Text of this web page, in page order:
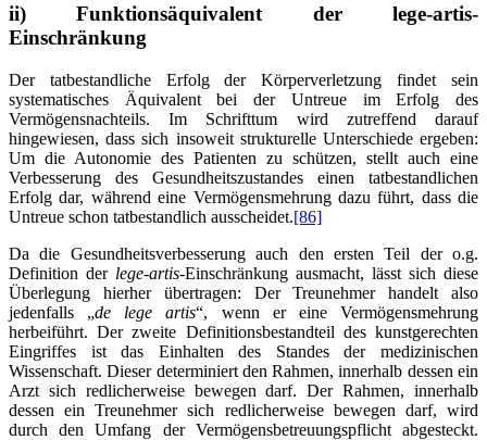
ii) Funktionsäquivalent der lege-artis-
Einschränkung
Der tatbestandliche Erfolg der Körperverletzung findet sein
systematisches Äquivalent bei der Untreue im Erfolg des
Vermögensnachteils. Im Schrifttum wird zutreffend darauf
hingewiesen, dass sich insoweit strukturelle Unterschiede ergeben:
Um die Autonomie des Patienten zu schützen, stellt auch eine
Verbesserung des Gesundheitszustandes einen tatbestandlichen
Erfolg dar, während eine Vermögensmehrung dazu führt, dass die
Untreue schon tatbestandlich ausscheidet.[86]
Da die Gesundheitsverbesserung auch den ersten Teil der o.g.
Definition der lege-artis-Einschränkung ausmacht, lässt sich diese
Überlegung hierher übertragen: Der Treunehmer handelt also
jedenfalls „de lege artis“, wenn er eine Vermögensmehrung
herbeiführt. Der zweite Definitionsbestandteil des kunstgerechten
Eingriffes ist das Einhalten des Standes der medizinischen
Wissenschaft. Dieser determiniert den Rahmen, innerhalb dessen ein
Arzt sich redlicherweise bewegen darf. Der Rahmen, innerhalb
dessen ein Treunehmer sich redlicherweise bewegen darf, wird
durch den Umfang der Vermögensbetreuungspflicht abgesteckt.